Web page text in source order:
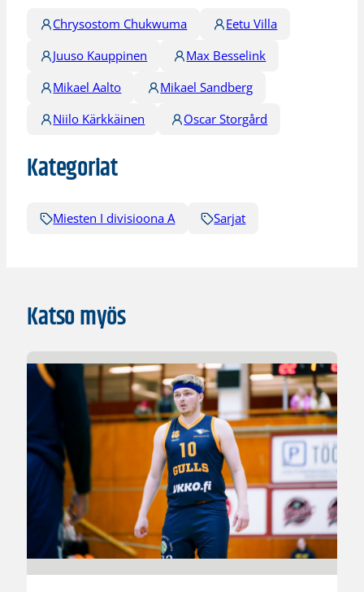
Chrysostom Chukwuma
Eetu Villa
Juuso Kauppinen
Max Besselink
Mikael Aalto
Mikael Sandberg
Niilo Kärkkäinen
Oscar Storgård
Kategoriat
Miesten I divisioona A Sarjat
Katso myös